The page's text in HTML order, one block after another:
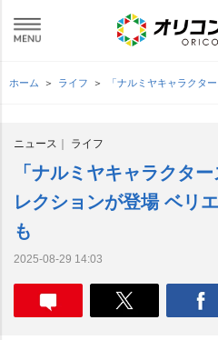
ホーム ライフ 「ナルミヤキャラクタ
ニュース ライフ
「ナルミヤキャラクタ
レクションが登場 ベリ
も
2025-08-29 14:03